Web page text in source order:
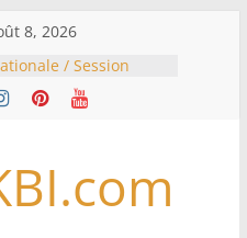
8, 2026
/ Session
Six commissions
du jour ce lundi
Talon élu président
de trois mois